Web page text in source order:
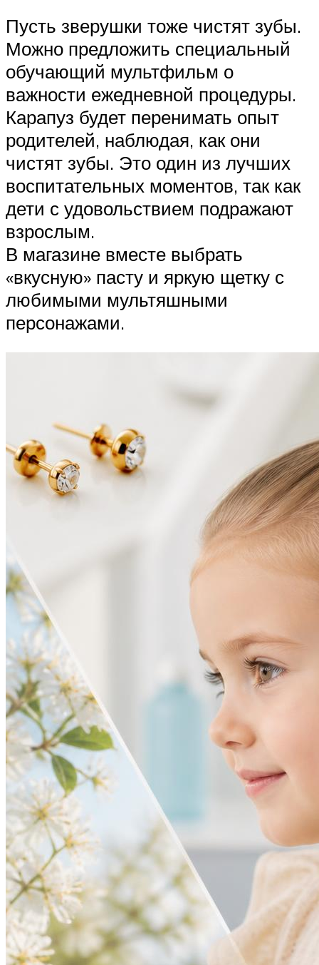
Пусть зверушки тоже чистят зубы.
Можно предложить специальный
обучающий мультфильм о
важности ежедневной процедуры.
Карапуз будет перенимать опыт
родителей, наблюдая, как они
чистят зубы. Это один из лучших
воспитательных моментов, так как
дети с удовольствием подражают
взрослым.
В магазине вместе выбрать
«вкусную» пасту и яркую щетку с
любимыми мультяшными
персонажами.